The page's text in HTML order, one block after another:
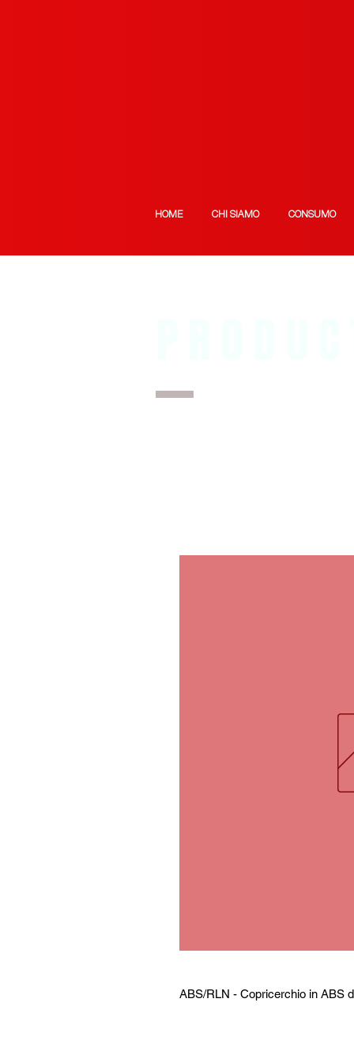
HOME CHI SIAMO CONSUMO
ABS/RLN - Copricerchio in ABS